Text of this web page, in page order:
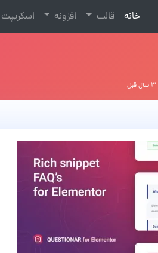
خانه
(current) قالب افزونه اسکریپت